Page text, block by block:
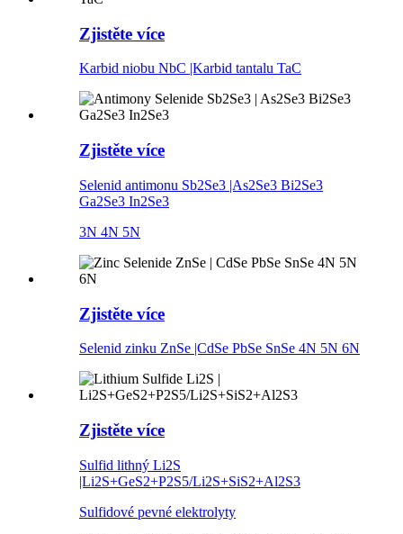
Zjistěte více
Karbid niobu NbC |Karbid tantalu TaC
Zjistěte více
Selenid antimonu Sb2Se3 |As2Se3 Bi2Se3
Ga2Se3 In2Se3
3N 4N 5N
Zjistěte více
Selenid zinku ZnSe |CdSe PbSe SnSe 4N 5N 6N
Zjistěte více
Sulfid lithný Li2S
|Li2S+GeS2+P2S5/Li2S+SiS2+Al2S3
Sulfidové pevné elektrolyty